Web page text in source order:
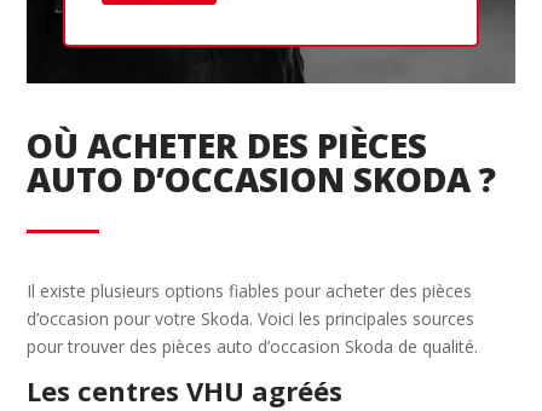
OÙ ACHETER DES PIÈCES
AUTO D’OCCASION SKODA ?
Il existe plusieurs options fiables pour acheter des pièces
d’occasion pour votre Skoda. Voici les principales sources
pour trouver des pièces auto d’occasion Skoda de qualité.
Les centres VHU agréés